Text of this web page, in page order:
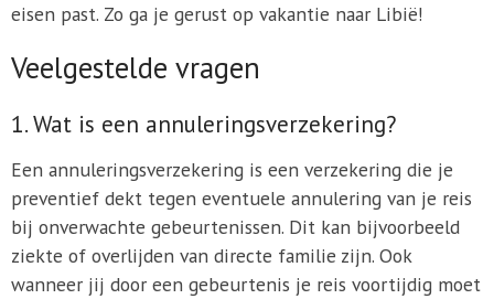
eisen past. Zo ga je gerust op vakantie naar Libië!
Veelgestelde vragen
1. Wat is een annuleringsverzekering?
Een annuleringsverzekering is een verzekering die je
preventief dekt tegen eventuele annulering van je reis
bij onverwachte gebeurtenissen. Dit kan bijvoorbeeld
ziekte of overlijden van directe familie zijn. Ook
wanneer jij door een gebeurtenis je reis voortijdig moet